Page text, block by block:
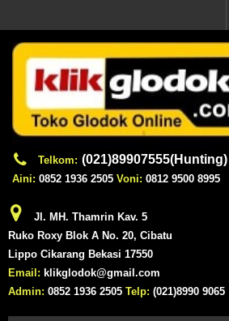
Telkom: (021)89907555(Hunting)
Aini: 0852 1936 2505 Voni: 0812 9500 8995
Jl. MH. Thamrin Kav. 5
Ruko Roxy Blok A No. 20, Cibatu
Lippo Cikarang Bekasi 17550
Email: klikglodok@gmail.com
Admin: 0852 1936 2505 Telp: (021)8990 9065